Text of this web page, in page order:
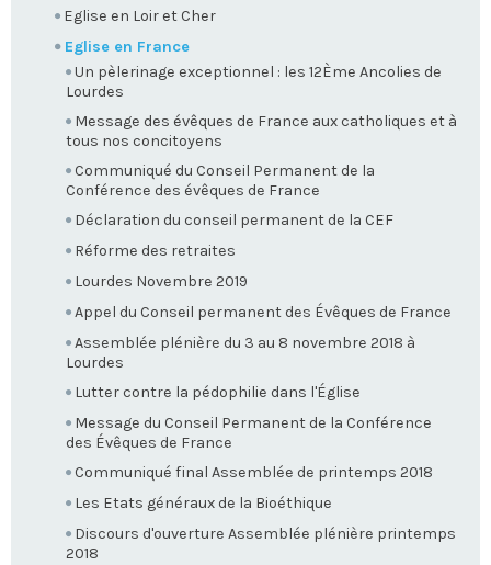
Eglise en Loir et Cher
Eglise en France
Un pèlerinage exceptionnel : les 12Ème Ancolies de
Lourdes
Message des évêques de France aux catholiques et à
tous nos concitoyens
Communiqué du Conseil Permanent de la
Conférence des évêques de France
Déclaration du conseil permanent de la CEF
Réforme des retraites
Lourdes Novembre 2019
Appel du Conseil permanent des Évêques de France
Assemblée plénière du 3 au 8 novembre 2018 à
Lourdes
Lutter contre la pédophilie dans l'Église
Message du Conseil Permanent de la Conférence
des Évêques de France
Communiqué final Assemblée de printemps 2018
Les Etats généraux de la Bioéthique
Discours d'ouverture Assemblée plénière printemps
2018